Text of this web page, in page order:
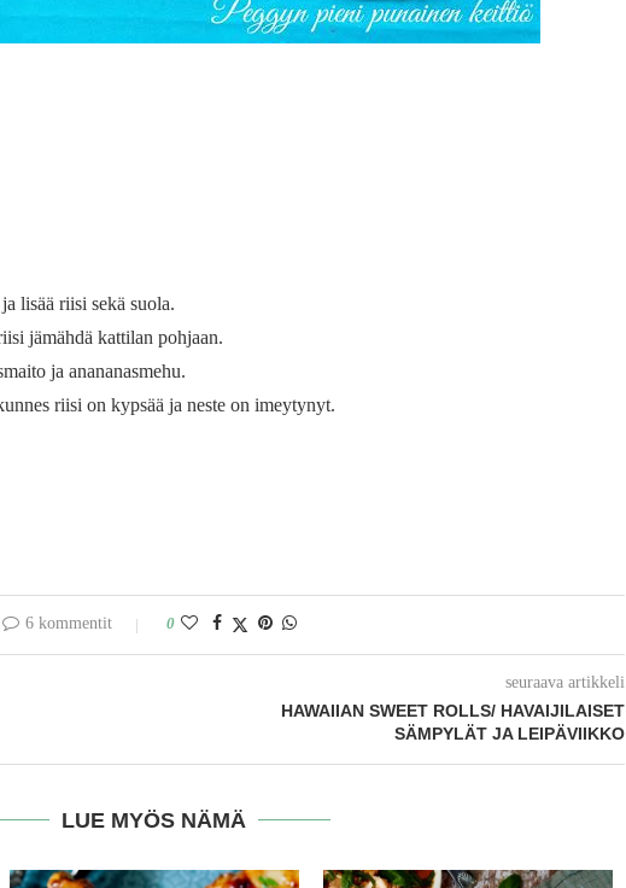
lisää riisi sekä suola.
jämähdä kattilan pohjaan.
ja anananasmehu.
riisi on kypsää ja neste on imeytynyt.
6 kommentit 0
seuraava artikkeli
HAWAIIAN SWEET ROLLS/ HAVAIJILAISET
SÄMPYLÄT JA LEIPÄVIIKKO
LUE MYÖS NÄMÄ